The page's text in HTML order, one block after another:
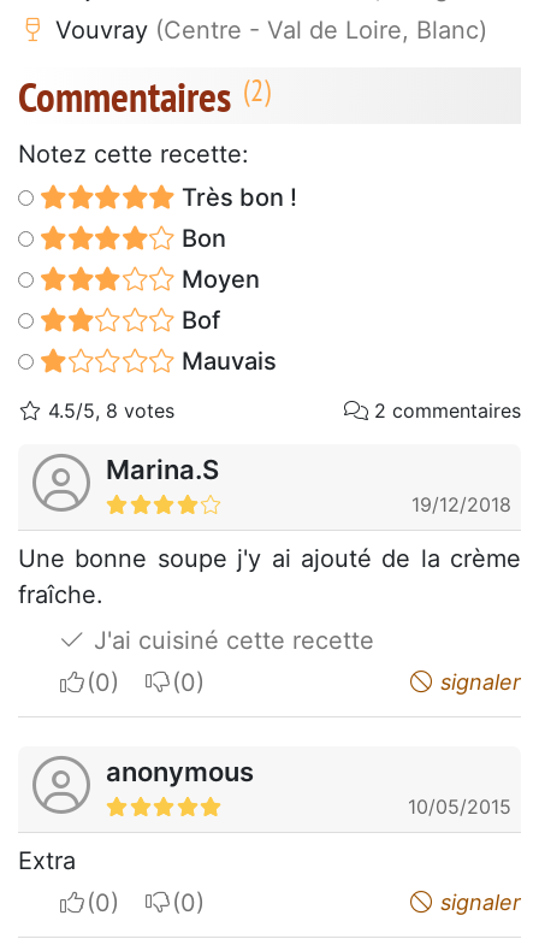
Vouvray (Centre - Val de Loire, Blanc)
Commentaires
Notez cette recette:
Très bon !
Bon
Moyen
Bof
Mauvais
4.5/5, 8 votes 2 commentaires
Marina.S
19/12/2018
Une bonne soupe j'y ai ajouté de la crème
fraîche.
J'ai cuisiné cette recette
I apreciateI do not appreciate signaler
anonymous
10/05/2015
Extra
I apreciateI do not appreciate signaler